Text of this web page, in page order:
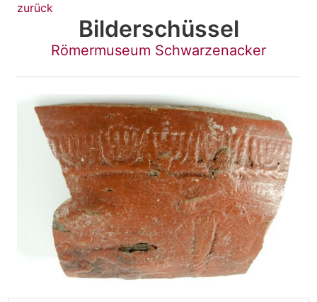
zurück
Bilderschüssel
Römermuseum Schwarzenacker